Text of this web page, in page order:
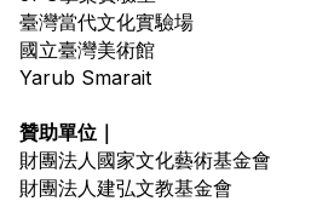
臺灣當代文化實驗場
國立臺灣美術館
Yarub Smarait
贊助單位｜
財團法人國家文化藝術基金會
財團法人建弘文教基金會